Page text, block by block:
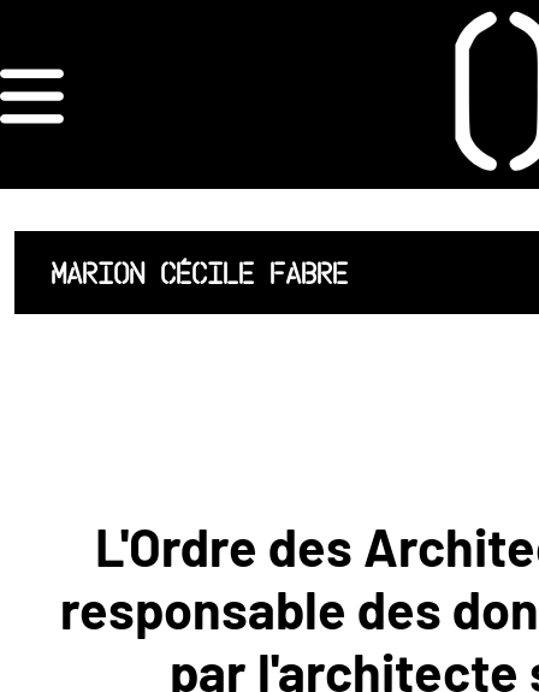
ORDRE DES
ARCHITECTES
ACCUEIL
LISTE DES
NOUS
MARION CÉCILE FABRE
L'Ordre des
responsable des
par l'architecte